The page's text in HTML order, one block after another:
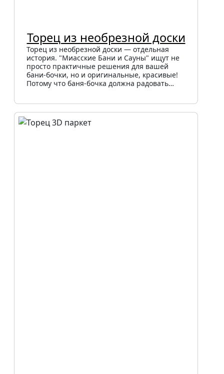
Торец из необрезной доски
Торец из необрезной доски — отдельная
история. "Миасские Бани и Сауны" ищут не
просто практичные решения для вашей
бани-бочки, но и оригинальные, красивые!
Потому что баня-бочка должна радовать…